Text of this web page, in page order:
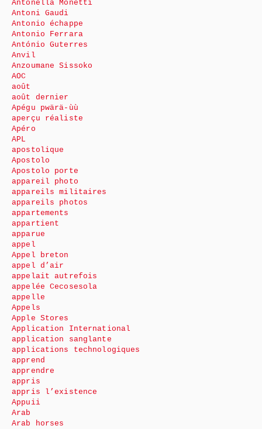
Antonella Monetti
Antoni Gaudi
Antonio échappe
Antonio Ferrara
António Guterres
Anvil
Anzoumane Sissoko
AOC
août
août dernier
Apégu pwärä-ùù
aperçu réaliste
Apéro
APL
apostolique
Apostolo
Apostolo porte
appareil photo
appareils militaires
appareils photos
appartements
appartient
apparue
appel
Appel breton
appel d’air
appelait autrefois
appelée Cecosesola
appelle
Appels
Apple Stores
Application International
application sanglante
applications technologiques
apprend
apprendre
appris
appris l’existence
Appuii
Arab
Arab horses